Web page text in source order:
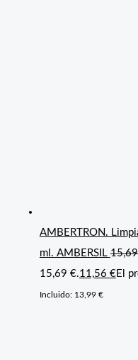
AMBERTRON.
ml. AMBERSIL
15,69 €.11,56 €El
Incluido: 13,99 €